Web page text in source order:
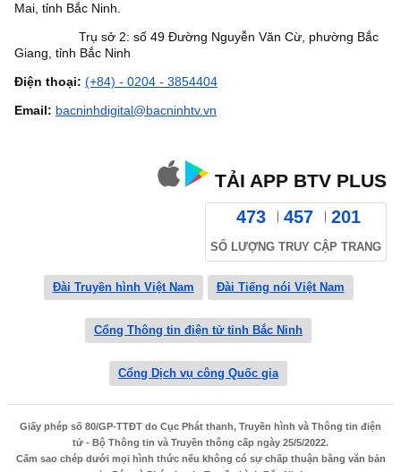
Mai, tỉnh Bắc Ninh.
Trụ sở 2: số 49 Đường Nguyễn Văn Cừ, phường Bắc
Giang, tỉnh Bắc Ninh
Điện thoại: (+84) - 0204 - 3854404
Email: bacninhdigital@bacninhtv.vn
TẢI APP BTV PLUS
473 457 201
SỐ LƯỢNG TRUY CẬP TRANG
Đài Truyền hình Việt Nam Đài Tiếng nói Việt Nam
Cổng Thông tin điện tử tỉnh Bắc Ninh
Cổng Dịch vụ công Quốc gia
Giấy phép số 80/GP-TTĐT do Cục Phát thanh, Truyền hình và Thông tin điện
tử - Bộ Thông tin và Truyền thông cấp ngày 25/5/2022.
Cấm sao chép dưới mọi hình thức nếu không có sự chấp thuận bằng văn bản